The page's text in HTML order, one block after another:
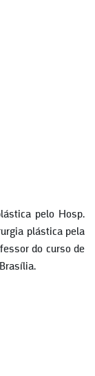
pelo Hosp.
plástica pela
do curso de